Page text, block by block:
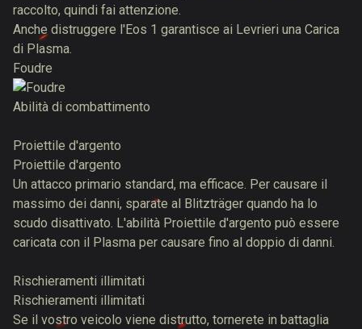
raccolto, quindi fai attenzione.
Anche distruggere l'Eos 1 garantisce ai Levrieri una Carica
di Plasma.
Foudre
Abilità di combattimento
Proiettile d'argento
Proiettile d'argento
Un attacco primario standard, ma efficace. Per causare il
massimo dei danni, sparate al Blitzträger quando ha lo
scudo disattivato. L'abilità Proiettile d'argento può essere
caricata con il Plasma per causare fino al doppio di danni.
Rischieramenti illimitati
Rischieramenti illimitati
Se il vostro veicolo viene distrutto, tornerete in battaglia